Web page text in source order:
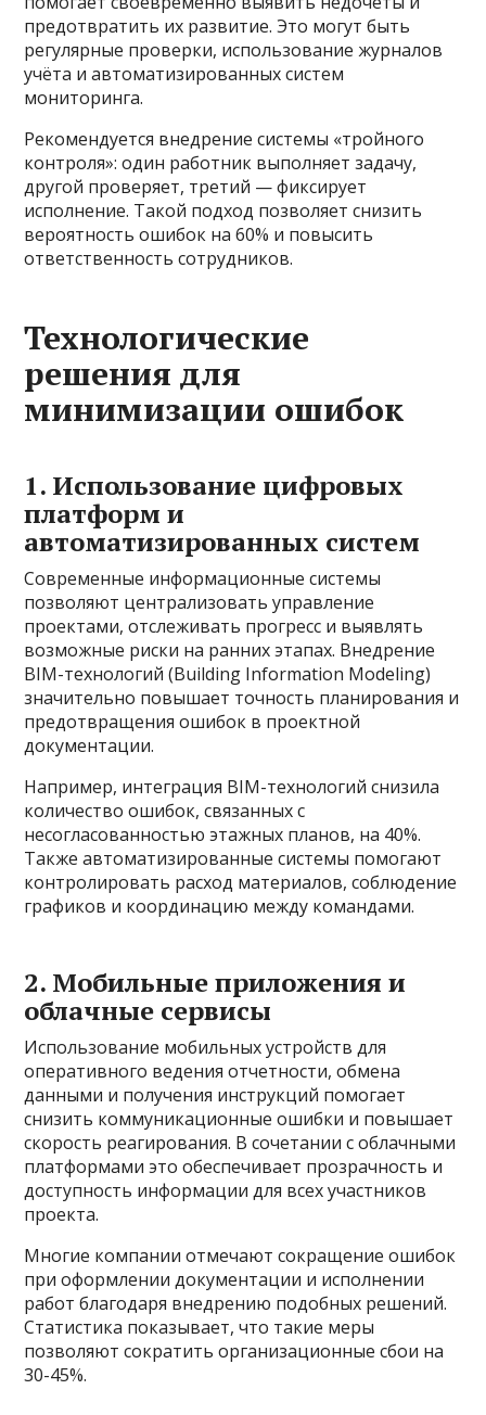
предотвратить их развитие. Это могут быть
регулярные проверки, использование журналов
учёта и автоматизированных систем
мониторинга.
Рекомендуется внедрение системы «тройного
контроля»: один работник выполняет задачу,
другой проверяет, третий — фиксирует
исполнение. Такой подход позволяет снизить
вероятность ошибок на 60% и повысить
ответственность сотрудников.
Технологические
решения для
минимизации ошибок
1. Использование цифровых
платформ и
автоматизированных систем
Современные информационные системы
позволяют централизовать управление
проектами, отслеживать прогресс и выявлять
возможные риски на ранних этапах. Внедрение
BIM-технологий (Building Information Modeling)
значительно повышает точность планирования и
предотвращения ошибок в проектной
документации.
Например, интеграция BIM-технологий снизила
количество ошибок, связанных с
несогласованностью этажных планов, на 40%.
Также автоматизированные системы помогают
контролировать расход материалов, соблюдение
графиков и координацию между командами.
2. Мобильные приложения и
облачные сервисы
Использование мобильных устройств для
оперативного ведения отчетности, обмена
данными и получения инструкций помогает
снизить коммуникационные ошибки и повышает
скорость реагирования. В сочетании с облачными
платформами это обеспечивает прозрачность и
доступность информации для всех участников
проекта.
Многие компании отмечают сокращение ошибок
при оформлении документации и исполнении
работ благодаря внедрению подобных решений.
Статистика показывает, что такие меры
позволяют сократить организационные сбои на
30-45%.